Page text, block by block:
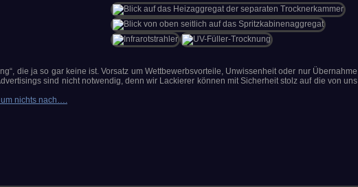
die ja so gar keine ist. Vorsatz um Wettbewerbsvorteile, Unwissenheit oder nur Übernahme
sind nicht notwendig, denn wir Lackierer können mit Sicherheit stolz auf die von uns
um nichts nach….